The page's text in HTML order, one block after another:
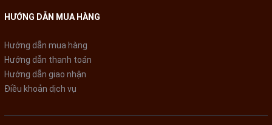
HƯỚNG DẪN MUA HÀNG
Hướng dẫn mua hàng
Hướng dẫn thanh toán
Hướng dẫn giao nhận
Điều khoản dịch vụ